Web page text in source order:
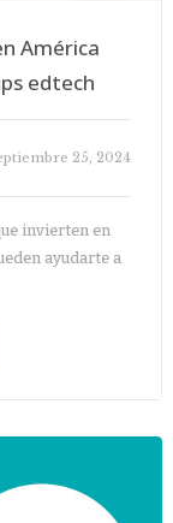
América
edtech
25, 2024
invierten en
ayudarte a